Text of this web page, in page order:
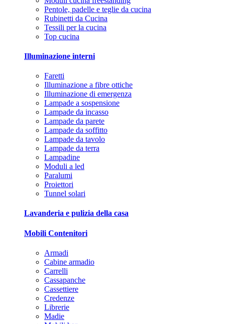
Pentole, padelle e teglie da cucina
Rubinetti da Cucina
Tessili per la cucina
Top cucina
Illuminazione interni
Faretti
Illuminazione a fibre ottiche
Illuminazione di emergenza
Lampade a sospensione
Lampade da incasso
Lampade da parete
Lampade da soffitto
Lampade da tavolo
Lampade da terra
Lampadine
Moduli a led
Paralumi
Proiettori
Tunnel solari
Lavanderia e pulizia della casa
Mobili Contenitori
Armadi
Cabine armadio
Carrelli
Cassapanche
Cassettiere
Credenze
Librerie
Madie